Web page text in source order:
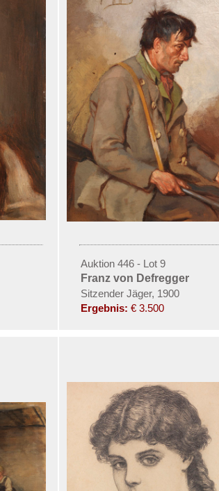
Auktion 446 - Lot 9
Franz von Defregger
Sitzender Jäger, 1900
Ergebnis: € 3.500